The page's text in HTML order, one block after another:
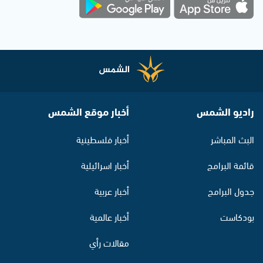
راديو الشمس
البث المباشر
قائمة البرامج
جدول البرامج
بودكاست
أخبار موقع الشمس
أخبار فلسطينية
أخبار اسرائيلية
أخبار عربية
أخبار عالمية
مقالات رأي